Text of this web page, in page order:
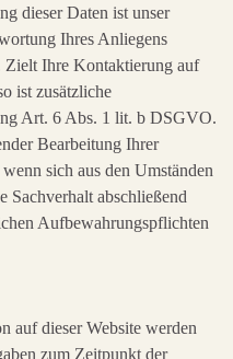
dieser Daten ist unser
Ihres Anliegens
Ihre Kontaktierung auf
ist zusätzliche
Art. 6 Abs. 1 lit. b DSGVO.
Bearbeitung Ihrer
sich aus den Umständen
Sachverhalt abschließend
Aufbewahrungspflichten
auf dieser Website werden
zum Zeitpunkt der